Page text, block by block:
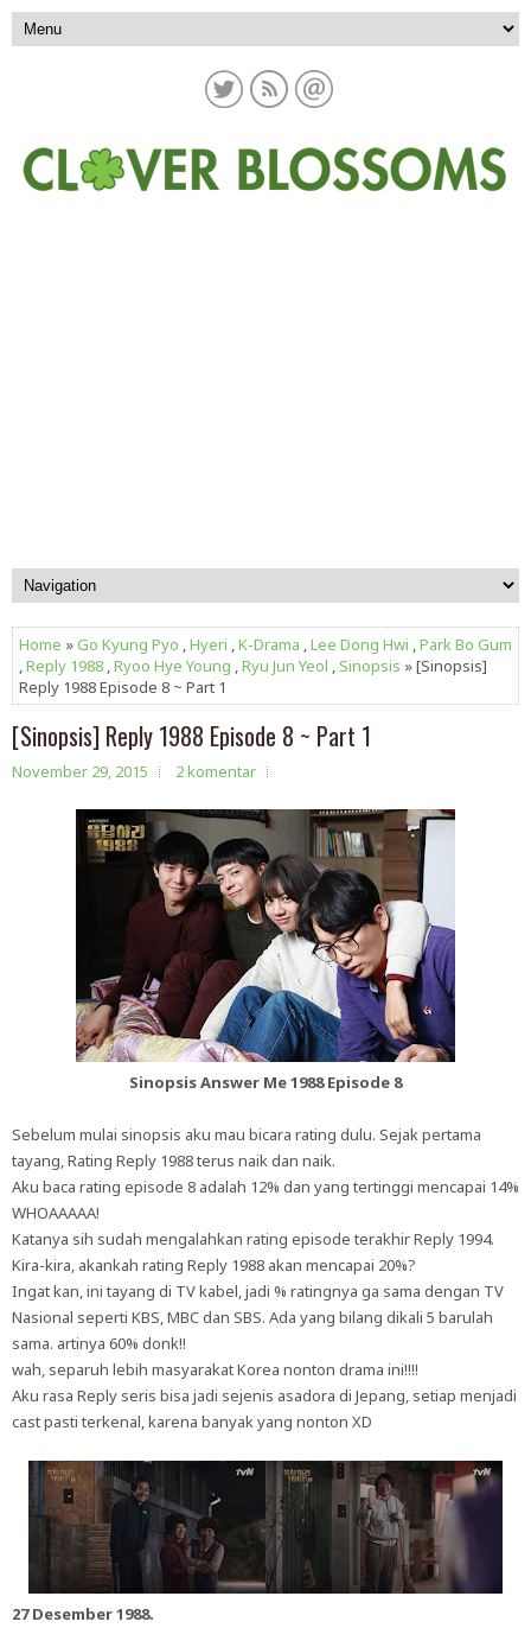
Home »Go Kyung Pyo ,Hyeri ,K-Drama ,Lee Dong Hwi ,Park Bo Gum
,Reply 1988 ,Ryoo Hye Young ,Ryu Jun Yeol , Sinopsis » [Sinopsis]
Reply 1988 Episode 8 ~ Part 1
[Sinopsis] Reply 1988 Episode 8 ~ Part 1
November 29, 2015 2 komentar
Sinopsis Answer Me 1988 Episode 8
Sebelum mulai sinopsis aku mau bicara rating dulu. Sejak pertama
tayang, Rating Reply 1988 terus naik dan naik.
Aku baca rating episode 8 adalah 12% dan yang tertinggi mencapai 14%
WHOAAAAA!
Katanya sih sudah mengalahkan rating episode terakhir Reply 1994.
Kira-kira, akankah rating Reply 1988 akan mencapai 20%?
Ingat kan, ini tayang di TV kabel, jadi % ratingnya ga sama dengan TV
Nasional seperti KBS, MBC dan SBS. Ada yang bilang dikali 5 barulah
sama. artinya 60% donk!!
wah, separuh lebih masyarakat Korea nonton drama ini!!!!
Aku rasa Reply seris bisa jadi sejenis asadora di Jepang, setiap menjadi
cast pasti terkenal, karena banyak yang nonton XD
27 Desember 1988.